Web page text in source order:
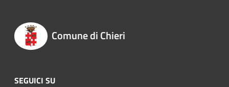
Comune di Chieri
SEGUICI SU